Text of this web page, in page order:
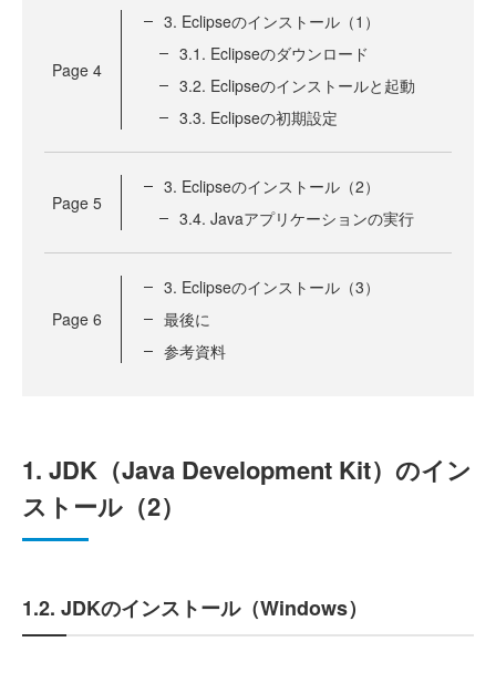
Page 4
3. Eclipseのインストール（1）
3.1. Eclipseのダウンロード
3.2. Eclipseのインストールと起動
3.3. Eclipseの初期設定
Page 5
3. Eclipseのインストール（2）
3.4. Javaアプリケーションの実行
Page 6
3. Eclipseのインストール（3）
最後に
参考資料
1. JDK（Java Development Kit）のイン
ストール（2）
1.2. JDKのインストール（Windows）